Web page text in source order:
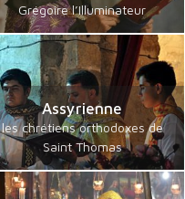
Grégoire l’Illuminateur
Assyrienne
les chrétiens orthodoxes de
Saint Thomas